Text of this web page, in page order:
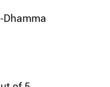
Dhamma